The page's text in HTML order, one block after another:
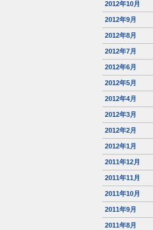
2012年10月
2012年9月
2012年8月
2012年7月
2012年6月
2012年5月
2012年4月
2012年3月
2012年2月
2012年1月
2011年12月
2011年11月
2011年10月
2011年9月
2011年8月